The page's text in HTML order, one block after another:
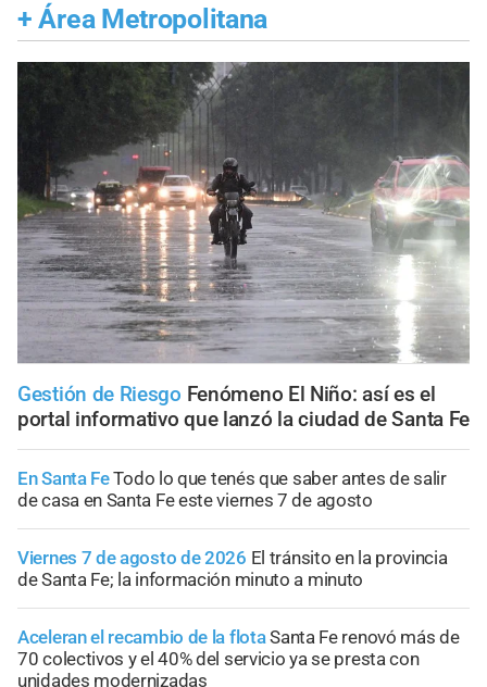
+ Área Metropolitana
Gestión de Riesgo Fenómeno El Niño: así es el
portal informativo que lanzó la ciudad de Santa Fe
En Santa FeTodo lo que tenés que saber antes de salir
de casa en Santa Fe este viernes 7 de agosto
Viernes 7 de agosto de 2026 El tránsito en la provincia
de Santa Fe; la información minuto a minuto
Aceleran el recambio de la flotaSanta Fe renovó más de
70 colectivos y el 40% del servicio ya se presta con
unidades modernizadas